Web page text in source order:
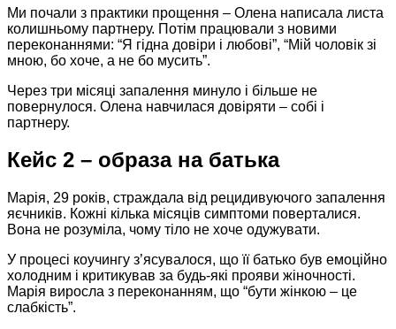
Ми почали з практики прощення – Олена написала листа
колишньому партнеру. Потім працювали з новими
переконаннями: “Я гідна довіри і любові”, “Мій чоловік зі
мною, бо хоче, а не бо мусить”.
Через три місяці запалення минуло і більше не
повернулося. Олена навчилася довіряти – собі і
партнеру.
Кейс 2 – образа на батька
Марія, 29 років, страждала від рецидивуючого запалення
яєчників. Кожні кілька місяців симптоми поверталися.
Вона не розуміла, чому тіло не хоче одужувати.
У процесі коучингу з’ясувалося, що її батько був емоційно
холодним і критикував за будь-які прояви жіночності.
Марія виросла з переконанням, що “бути жінкою – це
слабкість”.